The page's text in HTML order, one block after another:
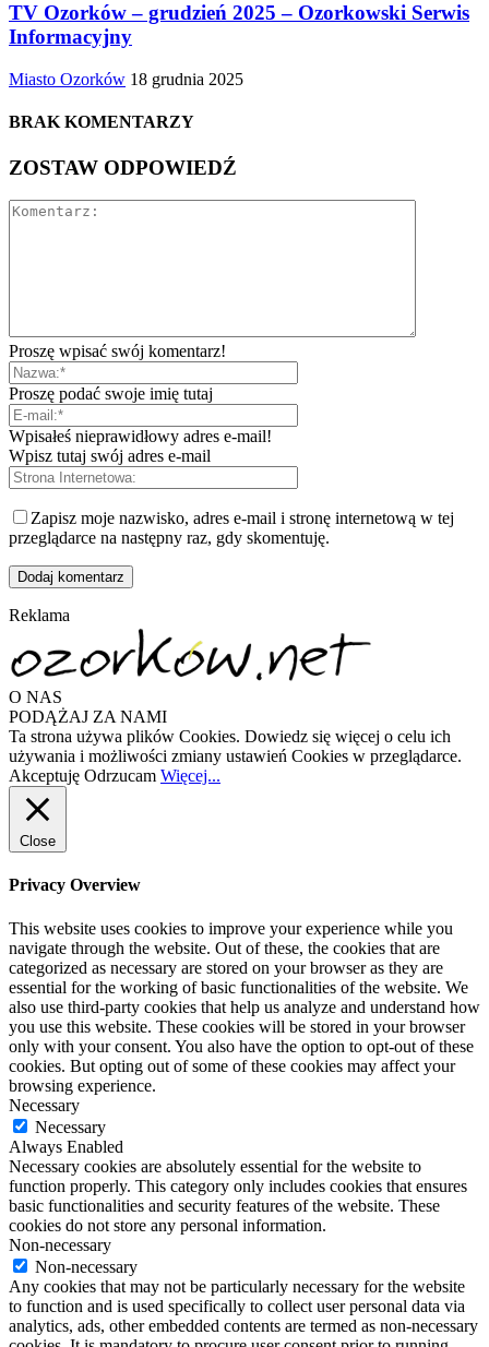
TV Ozorków – grudzień 2025 – Ozorkowski Serwis
Informacyjny
Miasto Ozorków 18 grudnia 2025
BRAK KOMENTARZY
ZOSTAW ODPOWIEDŹ
Proszę wpisać swój komentarz!
Proszę podać swoje imię tutaj
Wpisałeś nieprawidłowy adres e-mail!
Wpisz tutaj swój adres e-mail
Zapisz moje nazwisko, adres e-mail i stronę internetową w tej
przeglądarce na następny raz, gdy skomentuję.
Reklama
O NAS
PODĄŻAJ ZA NAMI
Ta strona używa plików Cookies. Dowiedz się więcej o celu ich
używania i możliwości zmiany ustawień Cookies w przeglądarce.
Akceptuję Odrzucam Więcej...
Close
Privacy Overview
This website uses cookies to improve your experience while you
navigate through the website. Out of these, the cookies that are
categorized as necessary are stored on your browser as they are
essential for the working of basic functionalities of the website. We
also use third-party cookies that help us analyze and understand how
you use this website. These cookies will be stored in your browser
only with your consent. You also have the option to opt-out of these
cookies. But opting out of some of these cookies may affect your
browsing experience.
Necessary
Necessary
Always Enabled
Necessary cookies are absolutely essential for the website to
function properly. This category only includes cookies that ensures
basic functionalities and security features of the website. These
cookies do not store any personal information.
Non-necessary
Non-necessary
Any cookies that may not be particularly necessary for the website
to function and is used specifically to collect user personal data via
analytics, ads, other embedded contents are termed as non-necessary